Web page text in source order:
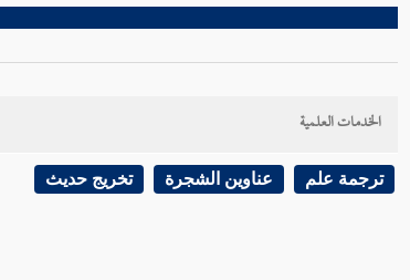
الخدمات العلمية
ترجمة علم عناوين الشجرة تخريج حديث